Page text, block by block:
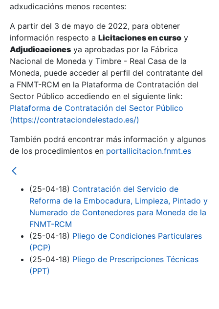
Mostrar/Ocultar
Mostrar/Ocultar
Mostrar/Ocultar
adxudicacións menos recentes:
A partir del 3 de mayo de 2022, para obtener
información respecto a Licitaciones en curso y
Adjudicaciones ya aprobadas por la Fábrica
Nacional de Moneda y Timbre - Real Casa de la
Moneda, puede acceder al perfil del contratante del
a FNMT-RCM en la Plataforma de Contratación del
Sector Público accediendo en el siguiente link:
Plataforma de Contratación del Sector Público
(https://contrataciondelestado.es/)
También podrá encontrar más información y algunos
de los procedimientos en portallicitacion.fnmt.es
(25-04-18) Contratación del Servicio de
Reforma de la Embocadura, Limpieza, Pintado y
Numerado de Contenedores para Moneda de la
FNMT-RCM
(25-04-18) Pliego de Condiciones Particulares
(PCP)
(25-04-18) Pliego de Prescripciones Técnicas
(PPT)